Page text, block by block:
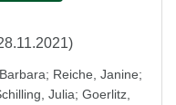
; Reiche, Janine;
Julia; Goerlitz,